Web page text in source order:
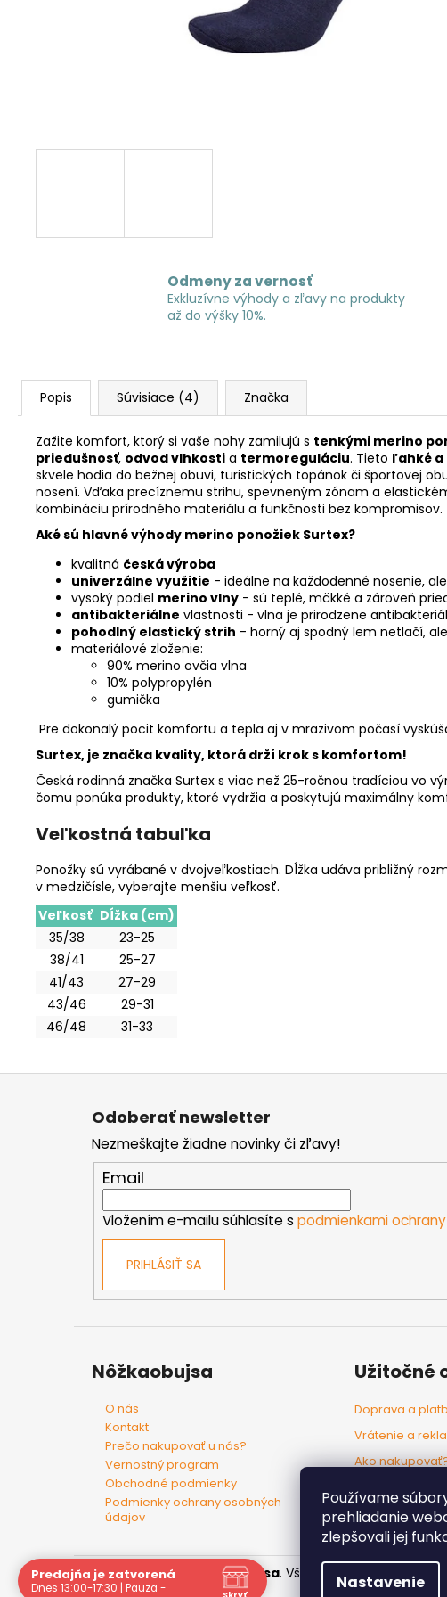
Používame
prehliadanie
zlepšovali jej
Nastavenie
Odmeny za vernosť
Exkluzívne výhody a zľavy na produkty
až do výšky 10%.
Popis Súvisiace (4) Značka
Zažite komfort, ktorý si vaše nohy zamilujú s tenkými merino
priedušnosť, odvod vlhkosti a termoreguláciu. Tieto ľahké a
skvele hodia do bežnej obuvi, turistických topánok či športovej
nosení. Vďaka precíznemu strihu, spevneným zónam a
kombináciu prírodného materiálu a funkčnosti bez kompromisov.
Aké sú hlavné výhody merino ponožiek Surtex?
kvalitná česká výroba
univerzálne využitie - ideálne na každodenné nosenie,
vysoký podiel merino vlny - sú teplé, mäkké a zároveň
antibakteriálne vlastnosti - vlna je prirodzene
pohodlný elastický strih - horný aj spodný lem netlačí,
materiálové zloženie:
90% merino ovčia vlna
10% polypropylén
gumička
Pre dokonalý pocit komfortu a tepla aj v mrazivom počasí
Surtex, je značka kvality, ktorá drží krok s komfortom!
Česká rodinná značka Surtex s viac než 25-ročnou tradíciou vo
čomu ponúka produkty, ktoré vydržia a poskytujú maximálny
Veľkostná tabuľka
Ponožky sú vyrábané v dvojveľkostiach. Dĺžka udáva približný
v medzičísle, vyberajte menšiu veľkosť.
Veľkosť Dĺžka (cm)
35/38
23-25
38/41
25-27
41/43
27-29
43/46
29-31
46/48
31-33
Z
Odoberať newsletter
Nezmeškajte žiadne novinky či zľavy!
Email
Vložením e-mailu súhlasíte s podmienkami
PRIHLÁSIŤ SA
Nôžkaobujsa
O nás
Kontakt
Prečo nakupovať u nás?
Vernostný program
Obchodné podmienky
Podmienky ochrany osobných
údajov
Užitočné
Doprava a
Vrátenie a
Ako
Tovar podľa
Copyright 2026 Nôžkaobujsa. Všetky práva vyhradené.
Predajňa je zatvorená
Dnes 13:00-17:30 | Pauza -